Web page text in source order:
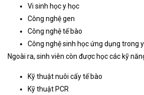
Vi sinh học y học
Công nghệ gen
Công nghệ tế bào
Công nghệ sinh học ứng dụng trong
Ngoài ra, sinh viên còn được học các kỹ
Kỹ thuật nuôi cấy tế bào
Kỹ thuật PCR